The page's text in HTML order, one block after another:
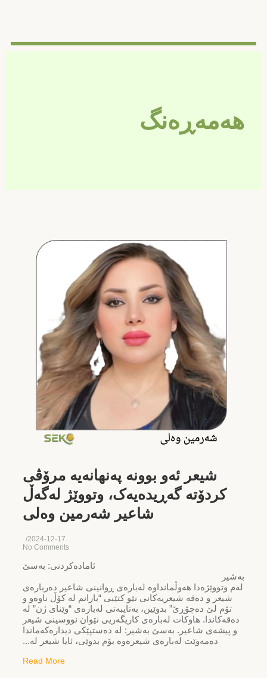
شیعر ئەو بوونە پەنهانەیە مرۆڤی
کردۆتە گەڕیدەیەک، وتووێژ لەگەڵ
شاعیر شەرمین وەلی
2024-12-17
/
No Comments
ئامادەکردنی: بەسێ
وتووێژەدا هەوڵمانداوە لەبارەی ڕوانینی شاعیر دەربارەی
شیعر و دەقە شیعریەکانی نێو کتێبی “بارانم لە کۆڵ ناوەو و
تۆم لێ دەچۆڕێ” بدوێین، بەتایبەتی لەبارەی “وێنای ژن” لە
هاوکات لەبارەی کاریگەریی نێوان نووسینی شیعر
و پیشەی شاعیر. بەسێ بەشیر: لە دەستپێکی دیدارەکەماندا
دەمەوێت لەبارەی شیعرەوە بۆم بدوێی، ئایا شیعر لە...
Read More